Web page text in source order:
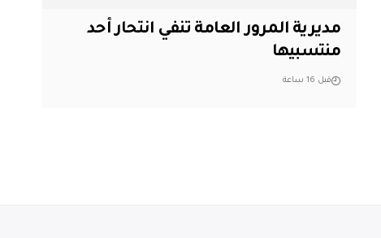
مديرية المرور العامة تنفي انتحار أحد
منتسبيها
قبل 16 ساعة